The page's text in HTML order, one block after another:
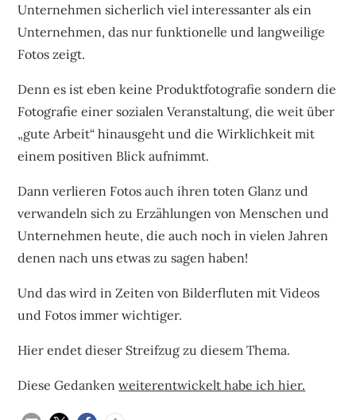
Unternehmen sicherlich viel interessanter als ein
Unternehmen, das nur funktionelle und langweilige
Fotos zeigt.
Denn es ist eben keine Produktfotografie sondern die
Fotografie einer sozialen Veranstaltung, die weit über
„gute Arbeit“ hinausgeht und die Wirklichkeit mit
einem positiven Blick aufnimmt.
Dann verlieren Fotos auch ihren toten Glanz und
verwandeln sich zu Erzählungen von Menschen und
Unternehmen heute, die auch noch in vielen Jahren
denen nach uns etwas zu sagen haben!
Und das wird in Zeiten von Bilderfluten mit Videos
und Fotos immer wichtiger.
Hier endet dieser Streifzug zu diesem Thema.
Diese Gedankenweiterentwickelt habe ich hier.